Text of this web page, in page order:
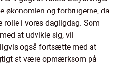
økonomien og forbrugerne, da
rolle i vores dagligdag. Som
at udvikle sig, vil
også fortsætte med at
at være opmærksom på